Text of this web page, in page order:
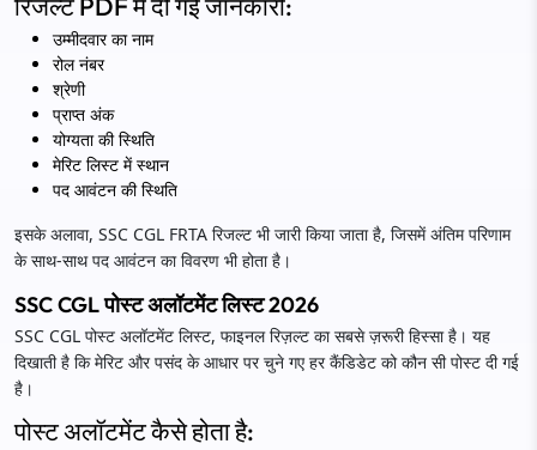
उम्मीदवार का नाम
रोल नंबर
श्रेणी
प्राप्त अंक
योग्यता की स्थिति
मेरिट लिस्ट में स्थान
पद आवंटन की स्थिति
इसके अलावा, SSC CGL FRTA रिजल्ट भी जारी किया जाता है, जिसमें अंतिम परिणाम
के साथ-साथ पद आवंटन का विवरण भी होता है।
SSC CGL पोस्ट अलॉटमेंट लिस्ट 2026
SSC CGL पोस्ट अलॉटमेंट लिस्ट, फाइनल रिज़ल्ट का सबसे ज़रूरी हिस्सा है। यह
दिखाती है कि मेरिट और पसंद के आधार पर चुने गए हर कैंडिडेट को कौन सी पोस्ट दी गई
है।
पोस्ट अलॉटमेंट कैसे होता है: